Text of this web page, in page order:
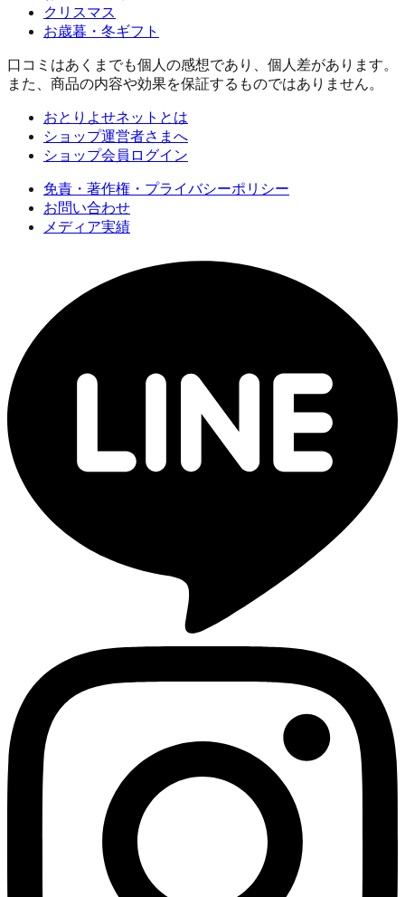
クリスマス
お歳暮・冬ギフト
口コミはあくまでも個人の感想であり、個人差があります。
また、商品の内容や効果を保証するものではありません。
おとりよせネットとは
ショップ運営者さまへ
ショップ会員ログイン
免責・著作権・プライバシーポリシー
お問い合わせ
メディア実績